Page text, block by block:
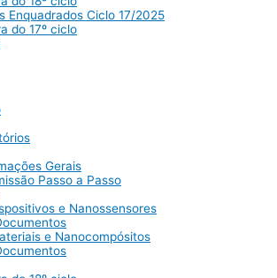
Enquadrados Ciclo 17/2025
do 17º ciclo
Gerais
Passo a Passo
e Nanossensores
e Nanocompósitos